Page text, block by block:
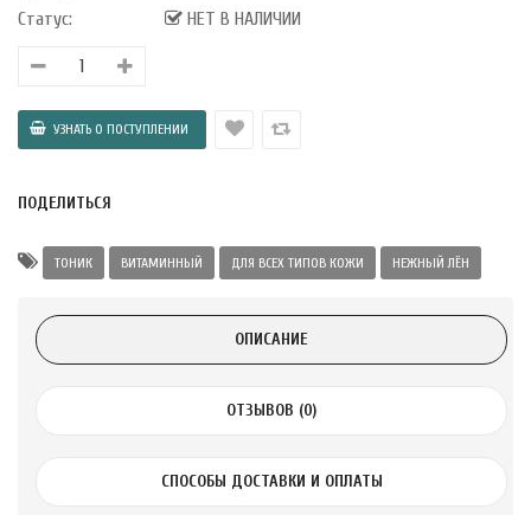
75 мл
Статус:
НЕТ В НАЛИЧИИ
ПОДЕЛИТЬСЯ
ТОНИК ВИТАМИННЫЙ ДЛЯ ВСЕХ ТИПОВ КОЖИ НЕЖНЫЙ ЛЁН
ОПИСАНИЕ
ОТЗЫВОВ (0)
СПОСОБЫ ДОСТАВКИ И ОПЛАТЫ